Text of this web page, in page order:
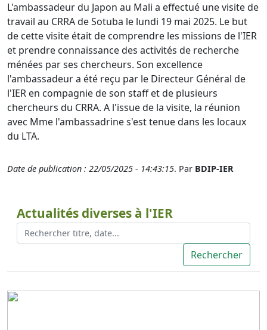
L'ambassadeur du Japon au Mali a effectué une visite de
travail au CRRA de Sotuba le lundi 19 mai 2025. Le but
de cette visite était de comprendre les missions de l'IER
et prendre connaissance des activités de recherche
ménées par ses chercheurs. Son excellence
l'ambassadeur a été reçu par le Directeur Général de
l'IER en compagnie de son staff et de plusieurs
chercheurs du CRRA. A l'issue de la visite, la réunion
avec Mme l'ambassadrine s'est tenue dans les locaux
du LTA.
Date de publication : 22/05/2025 - 14:43:15. Par BDIP-IER
Actualités diverses à l'IER